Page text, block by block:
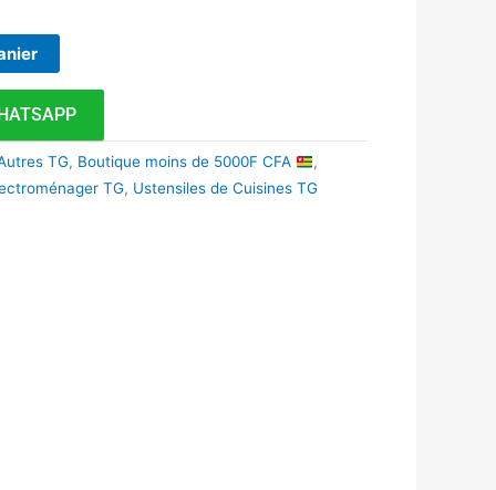
TG, Boutique moins de 5000F CFA
,
TG, Ustensiles de Cuisines TG